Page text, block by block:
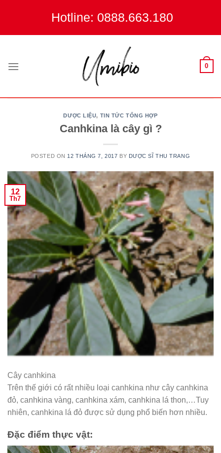
Hotline: 0888.663.180
0
DƯỢC LIỆU, TIN TỨC TỔNG HỢP
Canhkina là cây gì ?
POSTED ON 12 THÁNG 7, 2017 BY DƯỢC SĨ THU TRANG
12
Th7
Cây canhkina
Trên thế giới có rất nhiều loại canhkina như cây canhkina
đỏ, canhkina vàng, canhkina xám, canhkina lá thon,…Tuy
nhiên, canhkina lá đỏ được sử dụng phổ biến hơn nhiều.
Đặc điểm thực vật: